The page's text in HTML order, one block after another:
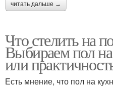
читать дальше →
Что стелить на
Выбираем пол
или
Есть мнение, что пол на